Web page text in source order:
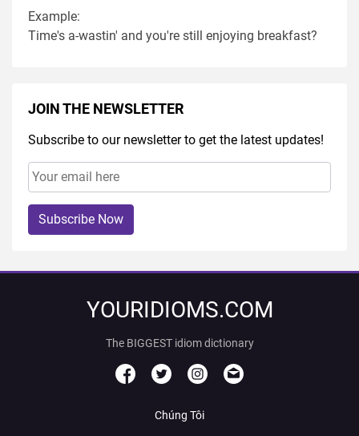
Example:
Time's a-wastin' and you're still enjoying breakfast?
JOIN THE NEWSLETTER
Subscribe to our newsletter to get the latest updates!
Subscribe Now
YOURIDIOMS.COM
The BIGGEST idiom dictionary
Chúng Tôi